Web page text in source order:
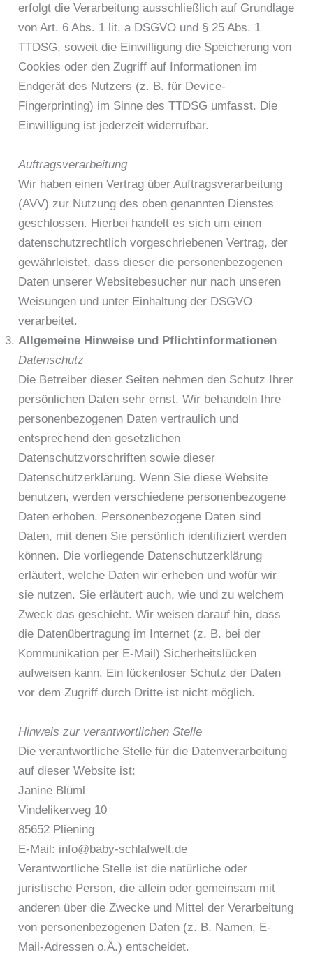
erfolgt die Verarbeitung ausschließlich auf Grundlage
von Art. 6 Abs. 1 lit. a DSGVO und § 25 Abs. 1
TTDSG, soweit die Einwilligung die Speicherung von
Cookies oder den Zugriff auf Informationen im
Endgerät des Nutzers (z. B. für Device-
Fingerprinting) im Sinne des TTDSG umfasst. Die
Einwilligung ist jederzeit widerrufbar.
Auftragsverarbeitung
Wir haben einen Vertrag über Auftragsverarbeitung
(AVV) zur Nutzung des oben genannten Dienstes
geschlossen. Hierbei handelt es sich um einen
datenschutzrechtlich vorgeschriebenen Vertrag, der
gewährleistet, dass dieser die personenbezogenen
Daten unserer Websitebesucher nur nach unseren
Weisungen und unter Einhaltung der DSGVO
verarbeitet.
Allgemeine Hinweise und Pflichtinformationen
Datenschutz
Die Betreiber dieser Seiten nehmen den Schutz Ihrer
persönlichen Daten sehr ernst. Wir behandeln Ihre
personenbezogenen Daten vertraulich und
entsprechend den gesetzlichen
Datenschutzvorschriften sowie dieser
Datenschutzerklärung. Wenn Sie diese Website
benutzen, werden verschiedene personenbezogene
Daten erhoben. Personenbezogene Daten sind
Daten, mit denen Sie persönlich identifiziert werden
können. Die vorliegende Datenschutzerklärung
erläutert, welche Daten wir erheben und wofür wir
sie nutzen. Sie erläutert auch, wie und zu welchem
Zweck das geschieht. Wir weisen darauf hin, dass
die Datenübertragung im Internet (z. B. bei der
Kommunikation per E-Mail) Sicherheitslücken
aufweisen kann. Ein lückenloser Schutz der Daten
vor dem Zugriff durch Dritte ist nicht möglich.
Hinweis zur verantwortlichen Stelle
Die verantwortliche Stelle für die Datenverarbeitung
auf dieser Website ist:
Janine Blüml
Vindelikerweg 10
85652 Pliening
E-Mail: info@baby-schlafwelt.de
Verantwortliche Stelle ist die natürliche oder
juristische Person, die allein oder gemeinsam mit
anderen über die Zwecke und Mittel der Verarbeitung
von personenbezogenen Daten (z. B. Namen, E-
Mail-Adressen o.Ä.) entscheidet.